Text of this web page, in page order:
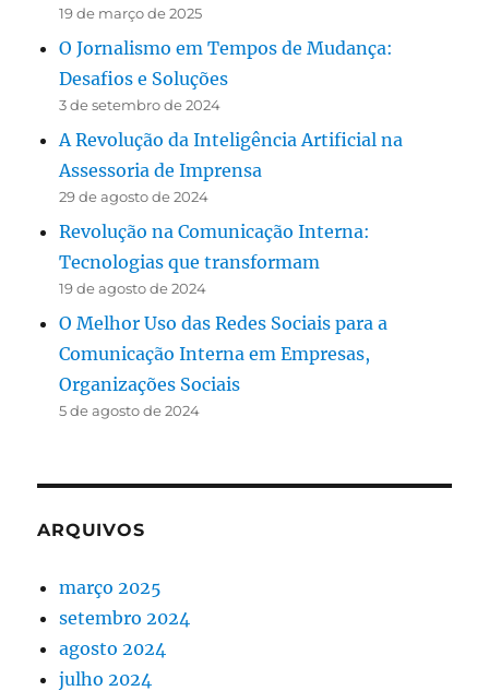
19 de março de 2025
O Jornalismo em Tempos de Mudança:
Desafios e Soluções
3 de setembro de 2024
A Revolução da Inteligência Artificial na
Assessoria de Imprensa
29 de agosto de 2024
Revolução na Comunicação Interna:
Tecnologias que transformam
19 de agosto de 2024
O Melhor Uso das Redes Sociais para a
Comunicação Interna em Empresas,
Organizações Sociais
5 de agosto de 2024
ARQUIVOS
março 2025
setembro 2024
agosto 2024
julho 2024